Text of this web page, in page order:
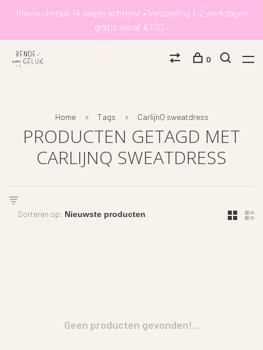
Klarna: betaal 14 dagen achteraf • Verzending 1-2 werkdagen
gratis vanaf €100,-
0
Home Tags CarlijnQ sweatdress
PRODUCTEN GETAGD MET
CARLIJNQ SWEATDRESS
Sorteren op:
Geen producten gevonden!...